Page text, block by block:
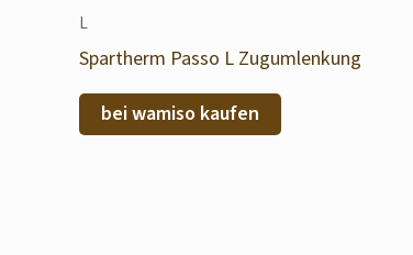
L
Spartherm Passo L Zugumlenkung
bei wamiso kaufen